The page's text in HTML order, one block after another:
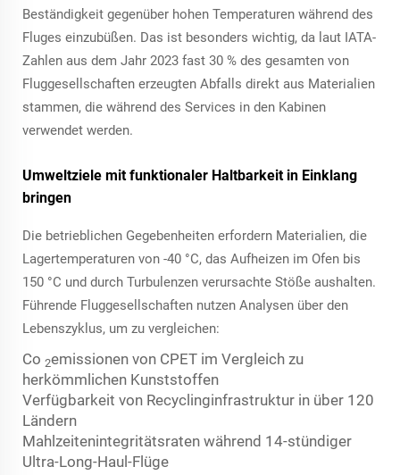
Beständigkeit gegenüber hohen Temperaturen während des
Fluges einzubüßen. Das ist besonders wichtig, da laut IATA-
Zahlen aus dem Jahr 2023 fast 30 % des gesamten von
Fluggesellschaften erzeugten Abfalls direkt aus Materialien
stammen, die während des Services in den Kabinen
verwendet werden.
Umweltziele mit funktionaler Haltbarkeit in Einklang
bringen
Die betrieblichen Gegebenheiten erfordern Materialien, die
Lagertemperaturen von -40 °C, das Aufheizen im Ofen bis
150 °C und durch Turbulenzen verursachte Stöße aushalten.
Führende Fluggesellschaften nutzen Analysen über den
Lebenszyklus, um zu vergleichen:
Co 2emissionen von CPET im Vergleich zu
herkömmlichen Kunststoffen
Verfügbarkeit von Recyclinginfrastruktur in über 120
Ländern
Mahlzeitenintegritätsraten während 14-stündiger
Ultra-Long-Haul-Flüge